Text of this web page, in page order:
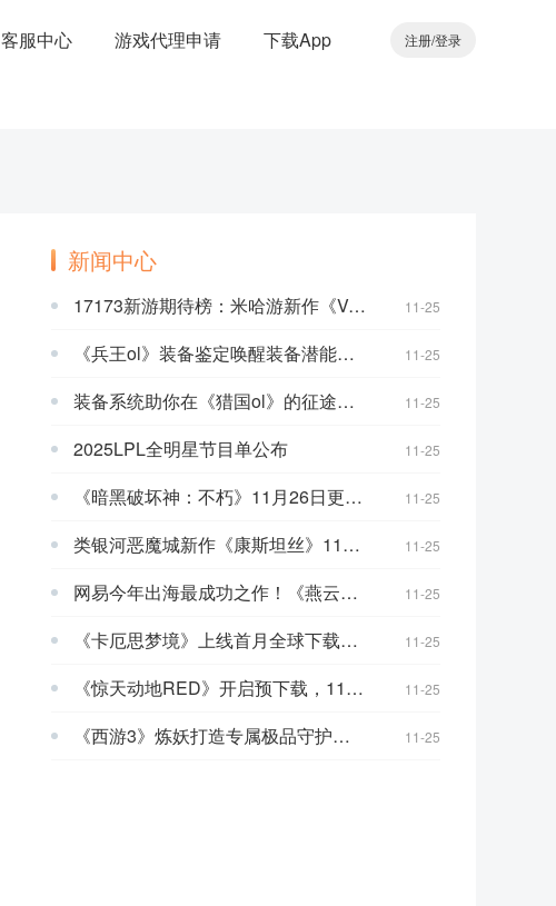
客服中心 游戏代理申请 下载App 注册/登录
新闻中心
17173新游期待榜：米哈游新作《Varsapura》实机公开 《明日方舟：终末地》测试启动 11-25
《兵王ol》装备鉴定唤醒装备潜能，开启属性奇迹！ 11-25
装备系统助你在《猎国ol》的征途上所向披靡！ 11-25
2025LPL全明星节目单公布 11-25
《暗黑破坏神：不朽》11月26日更新公告 11-25
类银河恶魔城新作《康斯坦丝》11月24日上线 11-25
网易今年出海最成功之作！《燕云十六声》Steam在线人数突破25万 11-25
《卡厄思梦境》上线首月全球下载破350万，营收达402亿韩元 11-25
《惊天动地RED》开启预下载，11月25日正式在韩服上线 11-25
《西游3》炼妖打造专属极品守护，开启养成新境界！ 11-25